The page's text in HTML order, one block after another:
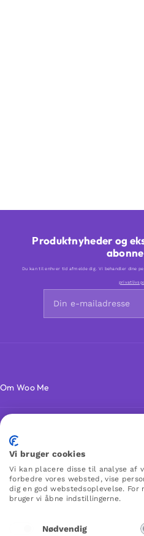
Produktnyheder og
Du kan til enhver tid afmelde dig. Vi behandler dine
Om Woo Me
Kundeservice
Favoritter
Vi bruger cookies
Vi kan placere disse til analyse af
forbedre vores websted, vise
dig en god webstedsoplevelse. For
bruger vi åbne indstillingerne.
Nødvendig